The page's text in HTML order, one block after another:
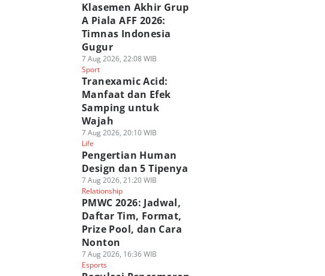
Klasemen Akhir Grup
A Piala AFF 2026:
Timnas Indonesia
Gugur
7 Aug 2026, 22:08 WIB
Sport
Tranexamic Acid:
Manfaat dan Efek
Samping untuk
Wajah
7 Aug 2026, 20:10 WIB
Life
Pengertian Human
Design dan 5 Tipenya
7 Aug 2026, 21:20 WIB
Relationship
PMWC 2026: Jadwal,
Daftar Tim, Format,
Prize Pool, dan Cara
Nonton
7 Aug 2026, 16:36 WIB
Esports